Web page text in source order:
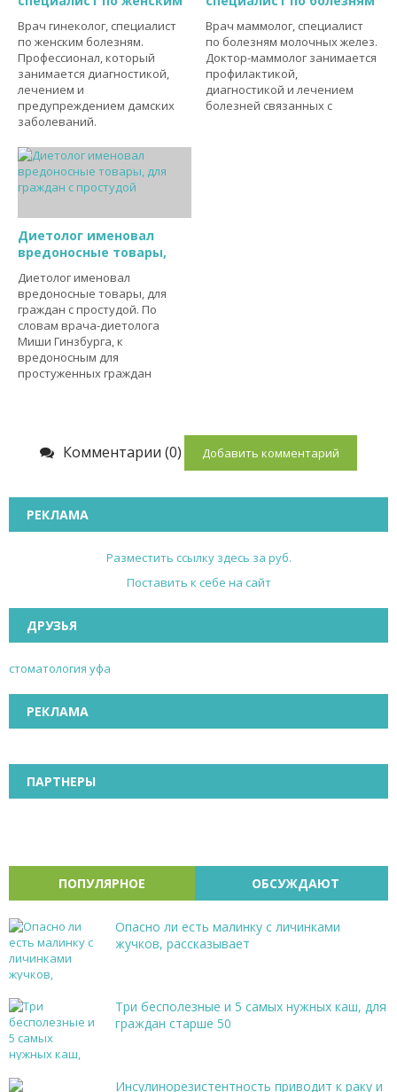
Врач гинеколог, специалист
по женским болезням.
Профессионал, который
занимается диагностикой,
лечением и
предупреждением дамских
заболеваний.
Врач маммолог, специалист
по болезням молочных желез.
Доктор-маммолог занимается
профилактикой,
диагностикой и лечением
болезней связанных с
Диетолог именовал
вредоносные товары,
Диетолог именовал
вредоносные товары, для
граждан с простудой. По
словам врача-диетолога
Миши Гинзбурга, к
вредоносным для
простуженных граждан
Комментарии (0) Добавить комментарий
РЕКЛАМА
Разместить ссылку здесь за руб.
Поставить к себе на сайт
ДРУЗЬЯ
стоматология уфа
РЕКЛАМА
ПАРТНЕРЫ
ПОПУЛЯРНОЕ ОБСУЖДАЮТ
Опасно ли есть малинку с личинками
жучков, рассказывает
Три бесполезные и 5 самых нужных каш, для
граждан старше 50
Инсулинорезистентность приводит к раку и